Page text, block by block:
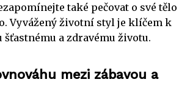
také pečovat o své tělo
Vyvážený životní styl je klíčem k
šťastnému a zdravému životu.
mezi zábavou a